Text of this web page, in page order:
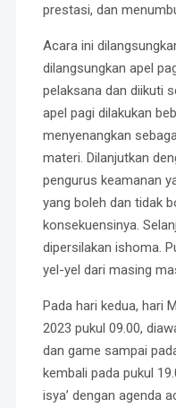
prestasi, dan
Acara ini
dilangsungkan apel
pelaksana dan diikuti
apel pagi dilakukan
menyenangkan
materi. Dilanjutkan
pengurus keamanan
yang boleh dan tidak
konsekuensinya.
dipersilakan ishoma.
yel-yel dari masing
Pada hari kedua, hari
2023 pukul 09.00,
dan game sampai
kembali pada pukul
isya’ dengan agenda